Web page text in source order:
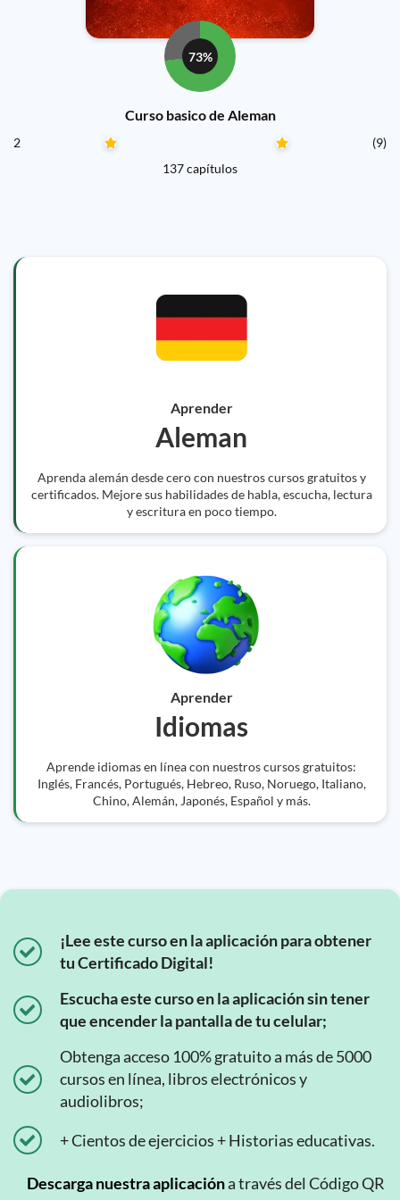
73%
Curso basico de Aleman
2
(9)
137 capítulos
Aprender
Aleman
Aprenda alemán desde cero con nuestros cursos gratuitos y
certificados. Mejore sus habilidades de habla, escucha, lectura
y escritura en poco tiempo.
Aprender
Idiomas
Aprende idiomas en línea con nuestros cursos gratuitos:
Inglés, Francés, Portugués, Hebreo, Ruso, Noruego, Italiano,
Chino, Alemán, Japonés, Español y más.
¡Lee este curso en la aplicación para obtener
tu Certificado Digital!
Escucha este curso en la aplicación sin tener
que encender la pantalla de tu celular;
Obtenga acceso 100% gratuito a más de 5000
cursos en línea, libros electrónicos y
audiolibros;
+ Cientos de ejercicios + Historias educativas.
Descarga nuestra aplicacióna través del Código QR